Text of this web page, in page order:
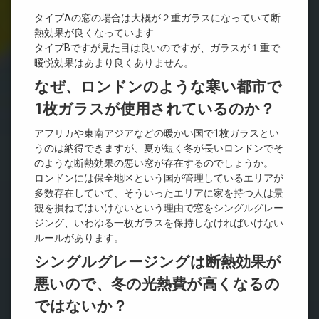
タイプAの窓の場合は大概が２重ガラスになっていて断
熱効果が良くなっています
タイプBですが見た目は良いのですが、ガラスが１重で
暖悦効果はあまり良くありません。
なぜ、ロンドンのような寒い都市で
1枚ガラスが使用されているのか？
アフリカや東南アジアなどの暖かい国で1枚ガラスとい
うのは納得できますが、夏が短く冬が長いロンドンでそ
のような断熱効果の悪い窓が存在するのでしょうか。
ロンドンには保全地区という国が管理しているエリアが
多数存在していて、そういったエリアに家を持つ人は景
観を損ねてはいけないという理由で窓をシングルグレー
ジング、いわゆる一枚ガラスを保持しなければいけない
ルールがあります。
シングルグレージングは断熱効果が
悪いので、冬の光熱費が高くなるの
ではないか？